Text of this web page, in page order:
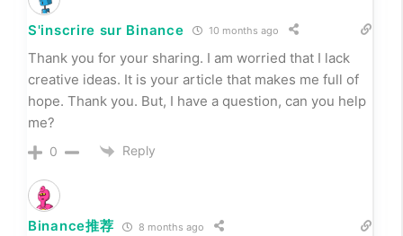
S'inscrire sur Binance 10 months ago
Thank you for your sharing. I am worried that I lack
creative ideas. It is your article that makes me full of
hope. Thank you. But, I have a question, can you help
me?
0 Reply
Binance推荐 8 months ago